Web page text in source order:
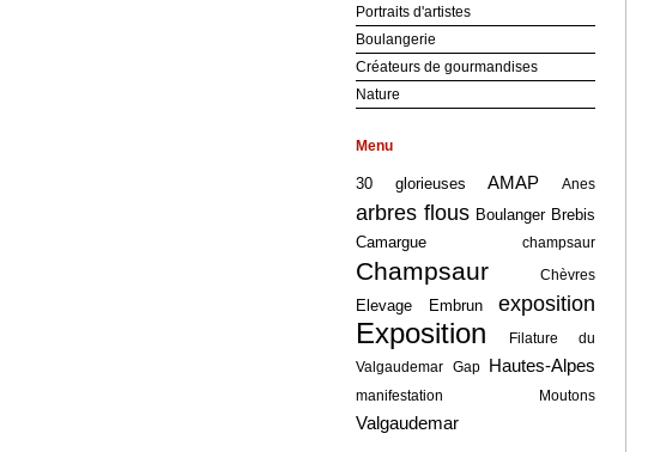
Portraits d'artistes
Boulangerie
Créateurs de gourmandises
Nature
Menu
30 glorieuses AMAP Anes
arbres flous Boulanger Brebis
Camargue
champsaur
Champsaur Chèvres
Elevage Embrun exposition
Exposition
Filature du
Valgaudemar Gap Hautes-Alpes
manifestation Moutons
Valgaudemar